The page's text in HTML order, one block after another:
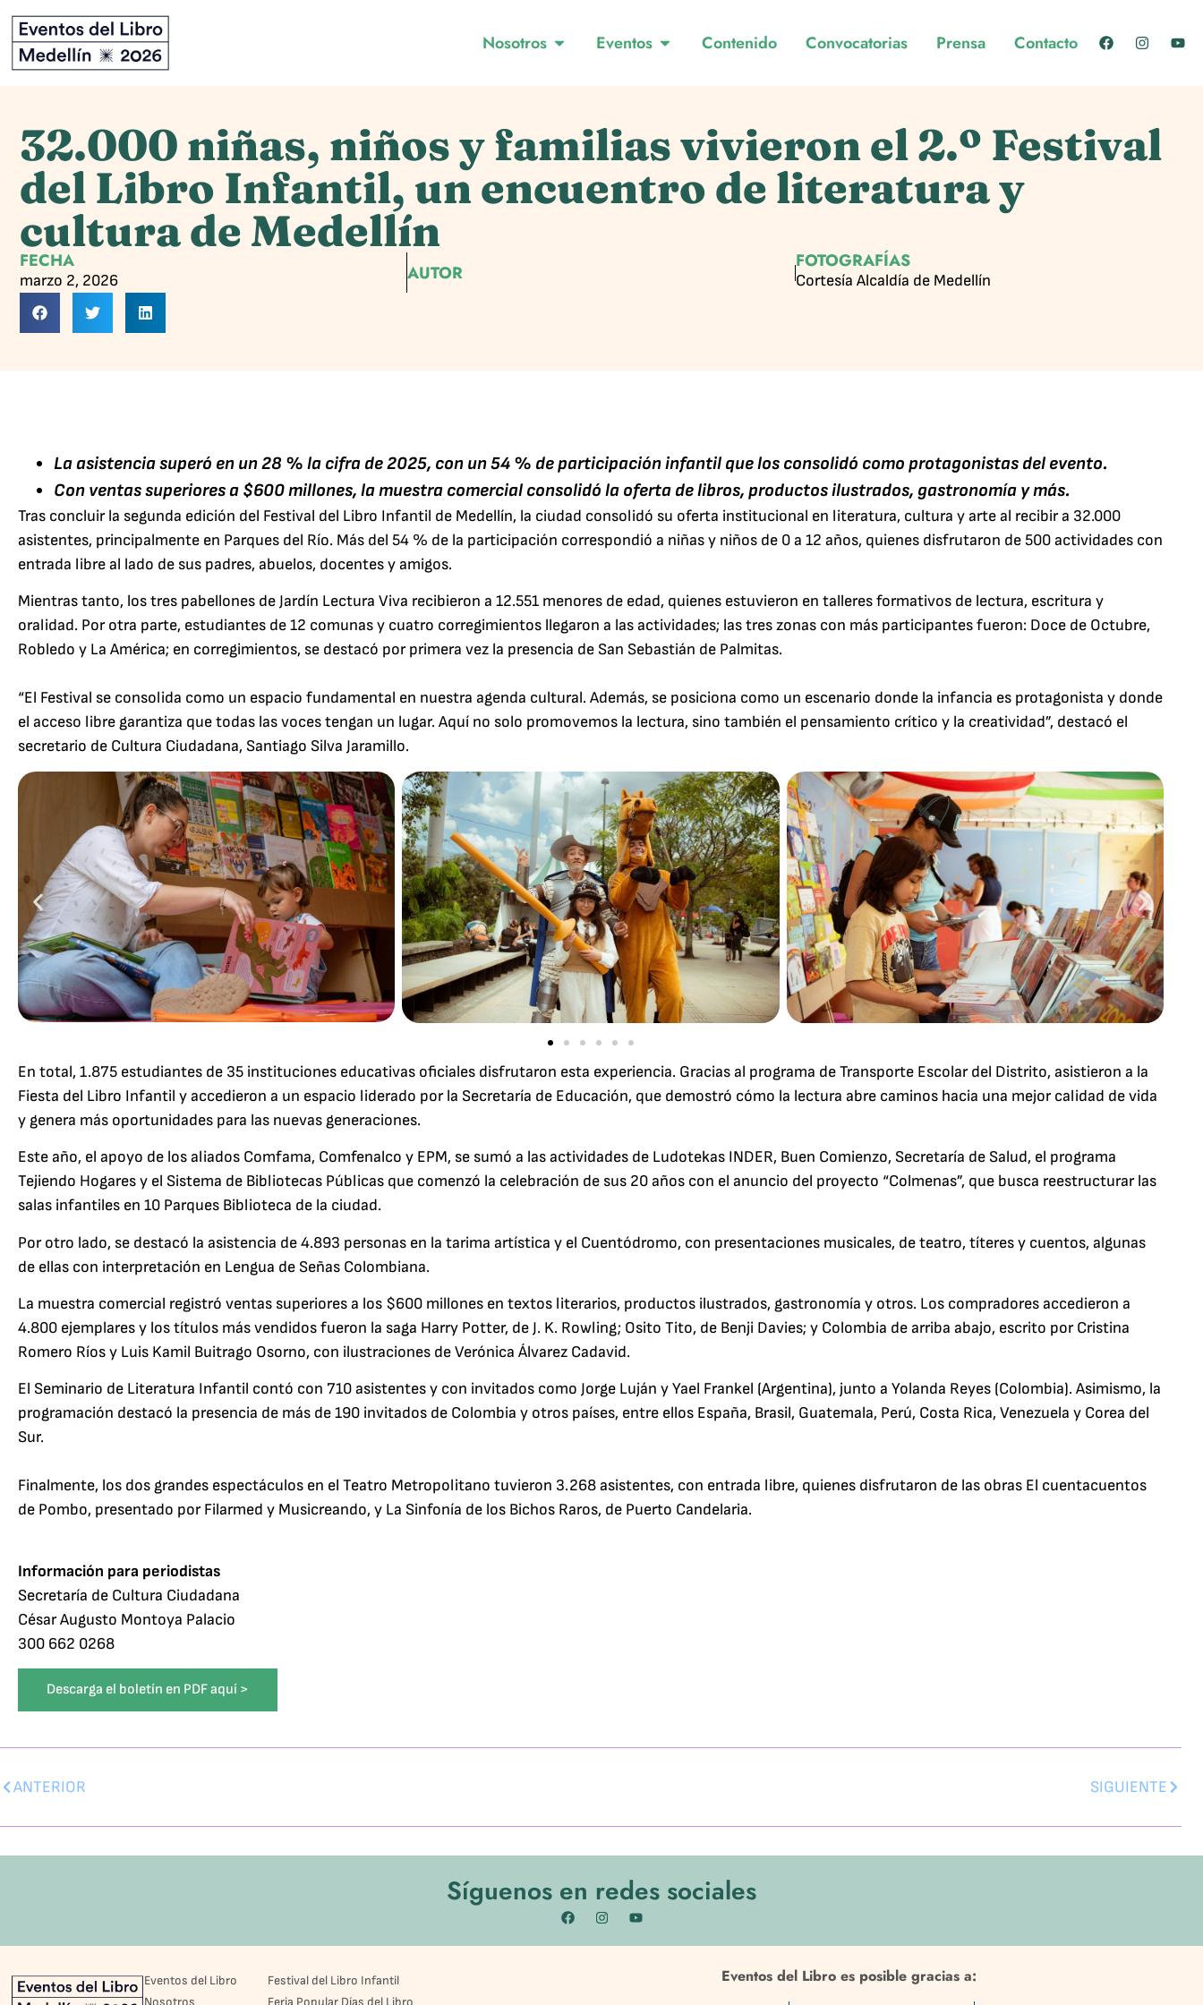
Nosotros Eventos Contenido Convocatorias Prensa Contacto
32.000 niñas, niños y familias vivieron el 2.º Festival
del Libro Infantil, un encuentro de literatura y
cultura de Medellín
FECHA
marzo 2, 2026 AUTOR
FOTOGRAFÍAS
Cortesía Alcaldía de Medellín
La asistencia superó en un 28 % la cifra de 2025, con un 54 % de participación infantil que los consolidó como protagonistas del evento.
Con ventas superiores a $600 millones, la muestra comercial consolidó la oferta de libros, productos ilustrados, gastronomía y más.
Tras concluir la segunda edición del Festival del Libro Infantil de Medellín, la ciudad consolidó su oferta institucional en literatura, cultura y arte al recibir a 32.000
asistentes, principalmente en Parques del Río. Más del 54 % de la participación correspondió a niñas y niños de 0 a 12 años, quienes disfrutaron de 500 actividades con
entrada libre al lado de sus padres, abuelos, docentes y amigos.
Mientras tanto, los tres pabellones de Jardín Lectura Viva recibieron a 12.551 menores de edad, quienes estuvieron en talleres formativos de lectura, escritura y
oralidad. Por otra parte, estudiantes de 12 comunas y cuatro corregimientos llegaron a las actividades; las tres zonas con más participantes fueron: Doce de Octubre,
Robledo y La América; en corregimientos, se destacó por primera vez la presencia de San Sebastián de Palmitas.
“El Festival se consolida como un espacio fundamental en nuestra agenda cultural. Además, se posiciona como un escenario donde la infancia es protagonista y donde
el acceso libre garantiza que todas las voces tengan un lugar. Aquí no solo promovemos la lectura, sino también el pensamiento crítico y la creatividad”, destacó el
secretario de Cultura Ciudadana, Santiago Silva Jaramillo.
En total, 1.875 estudiantes de 35 instituciones educativas oficiales disfrutaron esta experiencia. Gracias al programa de Transporte Escolar del Distrito, asistieron a la
Fiesta del Libro Infantil y accedieron a un espacio liderado por la Secretaría de Educación, que demostró cómo la lectura abre caminos hacia una mejor calidad de vida
y genera más oportunidades para las nuevas generaciones.
Este año, el apoyo de los aliados Comfama, Comfenalco y EPM, se sumó a las actividades de Ludotekas INDER, Buen Comienzo, Secretaría de Salud, el programa
Tejiendo Hogares y el Sistema de Bibliotecas Públicas que comenzó la celebración de sus 20 años con el anuncio del proyecto “Colmenas”, que busca reestructurar las
salas infantiles en 10 Parques Biblioteca de la ciudad.
Por otro lado, se destacó la asistencia de 4.893 personas en la tarima artística y el Cuentódromo, con presentaciones musicales, de teatro, títeres y cuentos, algunas
de ellas con interpretación en Lengua de Señas Colombiana.
La muestra comercial registró ventas superiores a los $600 millones en textos literarios, productos ilustrados, gastronomía y otros. Los compradores accedieron a
4.800 ejemplares y los títulos más vendidos fueron la saga Harry Potter, de J. K. Rowling; Osito Tito, de Benji Davies; y Colombia de arriba abajo, escrito por Cristina
Romero Ríos y Luis Kamil Buitrago Osorno, con ilustraciones de Verónica Álvarez Cadavid.
El Seminario de Literatura Infantil contó con 710 asistentes y con invitados como Jorge Luján y Yael Frankel (Argentina), junto a Yolanda Reyes (Colombia). Asimismo, la
programación destacó la presencia de más de 190 invitados de Colombia y otros países, entre ellos España, Brasil, Guatemala, Perú, Costa Rica, Venezuela y Corea del
Sur.
Finalmente, los dos grandes espectáculos en el Teatro Metropolitano tuvieron 3.268 asistentes, con entrada libre, quienes disfrutaron de las obras El cuentacuentos
de Pombo, presentado por Filarmed y Musicreando, y La Sinfonía de los Bichos Raros, de Puerto Candelaria.
Información para periodistas
Secretaría de Cultura Ciudadana
César Augusto Montoya Palacio
300 662 0268
Descarga el boletín en PDF aquí >
ANTERIOR SIGUIENTE
Síguenos en redes sociales
Eventos del Libro
Nosotros
Festival del Libro Infantil
Feria Popular Días del Libro
Eventos del Libro es posible gracias a: